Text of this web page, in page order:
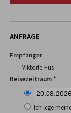
ANFRAGE
Empfänger
Viktörle-Hüs
Reisezeitraum *
Ich lege